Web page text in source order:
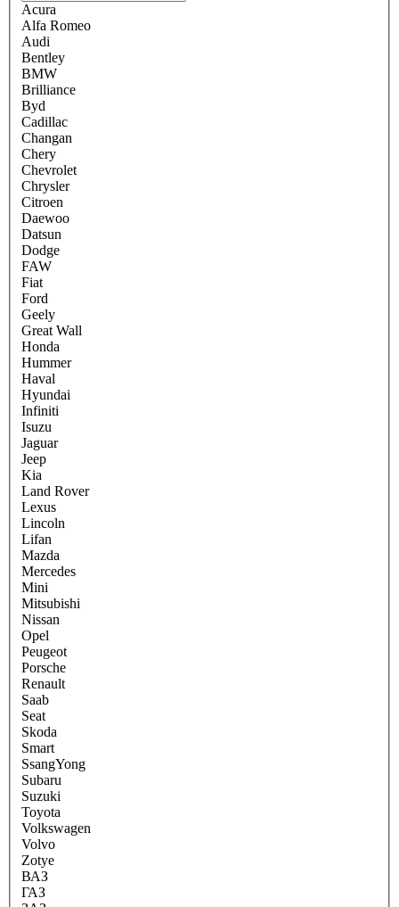
Acura
Alfa Romeo
Audi
Bentley
BMW
Brilliance
Byd
Cadillac
Changan
Chery
Chevrolet
Chrysler
Citroen
Daewoo
Datsun
Dodge
FAW
Fiat
Ford
Geely
Great Wall
Honda
Hummer
Haval
Hyundai
Infiniti
Isuzu
Jaguar
Jeep
Kia
Land Rover
Lexus
Lincoln
Lifan
Mazda
Mercedes
Mini
Mitsubishi
Nissan
Opel
Peugeot
Porsche
Renault
Saab
Seat
Skoda
Smart
SsangYong
Subaru
Suzuki
Toyota
Volkswagen
Volvo
Zotye
ВАЗ
ГАЗ